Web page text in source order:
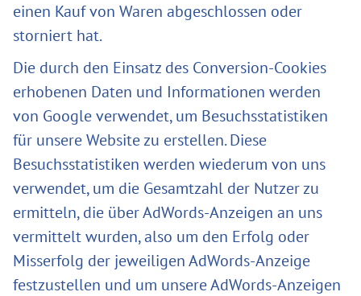
einen Kauf von Waren abgeschlossen oder
storniert hat.
Die durch den Einsatz des Conversion-Cookies
erhobenen Daten und Informationen werden
von Google verwendet, um Besuchsstatistiken
für unsere Website zu erstellen. Diese
Besuchsstatistiken werden wiederum von uns
verwendet, um die Gesamtzahl der Nutzer zu
ermitteln, die über AdWords-Anzeigen an uns
vermittelt wurden, also um den Erfolg oder
Misserfolg der jeweiligen AdWords-Anzeige
festzustellen und um unsere AdWords-Anzeigen